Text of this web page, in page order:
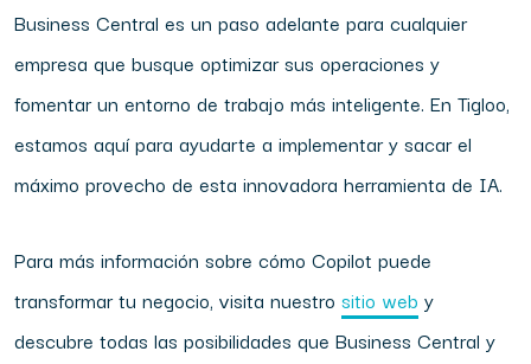
Business Central es un paso adelante para cualquier
empresa que busque optimizar sus operaciones y
fomentar un entorno de trabajo más inteligente. En Tigloo,
estamos aquí para ayudarte a implementar y sacar el
máximo provecho de esta innovadora herramienta de IA.
Para más información sobre cómo Copilot puede
transformar tu negocio, visita nuestro sitio web y
descubre todas las posibilidades que Business Central y